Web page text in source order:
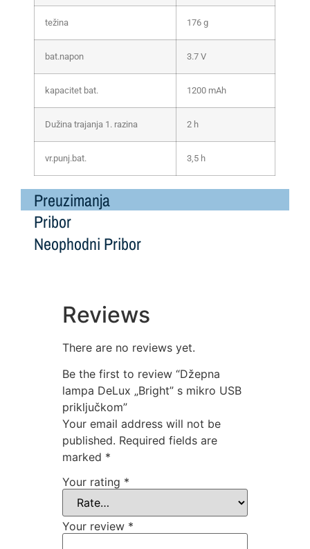
težina 176 g
bat.napon 3.7 V
kapacitet bat. 1200 mAh
Dužina trajanja 1. razina 2 h
vr.punj.bat. 3,5 h
Preuzimanja
Pribor
Neophodni Pribor
Reviews
There are no reviews yet.
Be the first to review “Džepna
lampa DeLux „Bright” s mikro USB
priključkom”
Your email address will not be
published. Required fields are
marked *
Your rating *
Your review *